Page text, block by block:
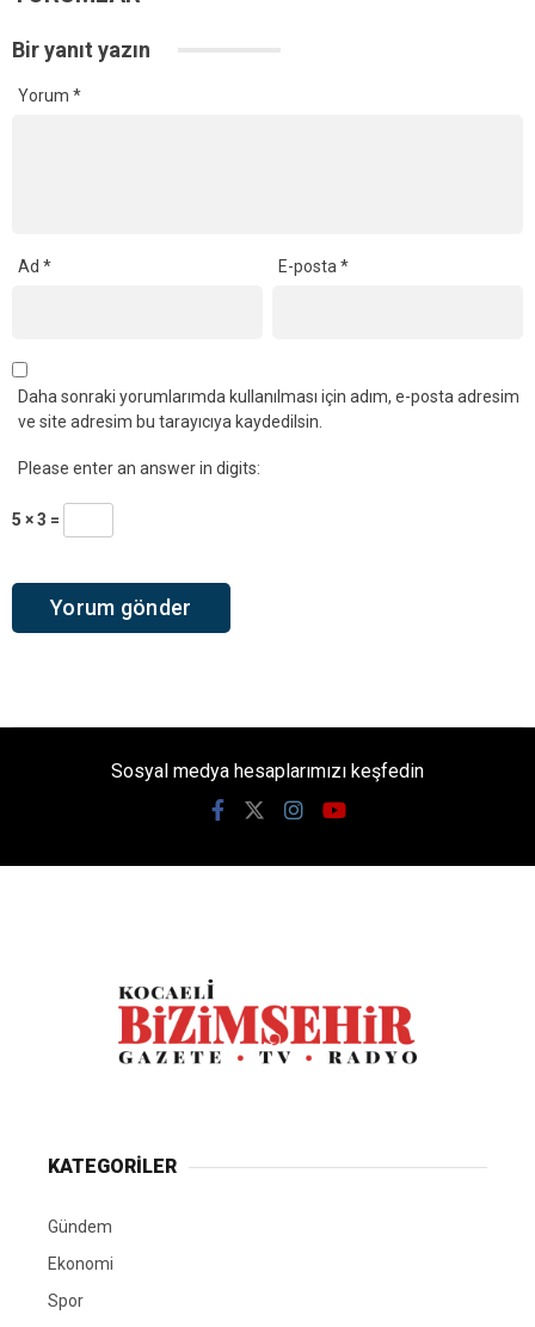
Bir yanıt yazın
Yorum *
Ad * E-posta*
Daha sonraki yorumlarımda kullanılması için adım, e-posta adresim
ve site adresim bu tarayıcıya kaydedilsin.
Please enter an answer in digits:
5 × 3 =
Sosyal medya hesaplarımızı keşfedin
KATEGORİLER
Gündem
Ekonomi
Spor